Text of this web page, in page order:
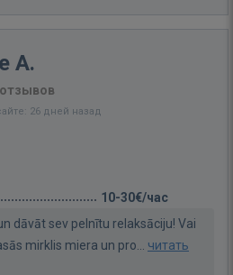
A.
26 дней назад
10-30€/час
dāvāt sev pelnītu relaksāciju! Vai
mirklis miera un pro... читать